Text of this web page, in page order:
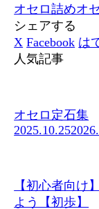
オセロ詰めオ
シェアする
X Facebook は
人気記事
オセロ定石集
2025.10.25
【初心者向け
よう【初歩】